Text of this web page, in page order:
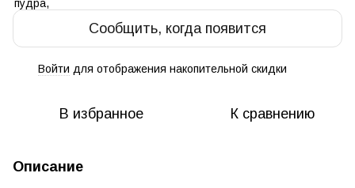
Сообщить, когда появится
Войти для отображения накопительной скидки
В избранное К сравнению
Описание